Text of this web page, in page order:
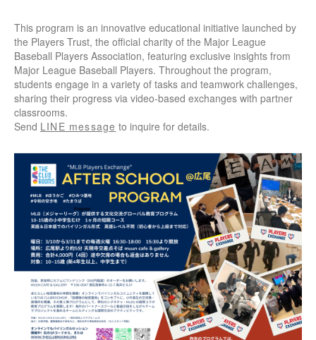
This program is an innovative educational initiative launched by
the Players Trust, the official charity of the Major League
Baseball Players Association, featuring exclusive insights from
Major League Baseball Players. Throughout the program,
students engage in a variety of tasks and teamwork challenges,
sharing their progress via video-based exchanges with partner
classrooms.
Send LINE message to inquire for details.